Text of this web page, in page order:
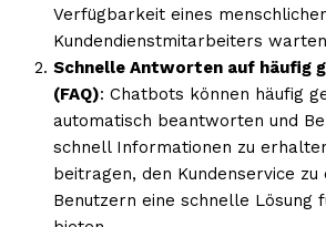
Verfügbarkeit eines
Kundendienstmitarbeiters
Schnelle Antworten auf häufig
(FAQ): Chatbots können häufig
automatisch beantworten und
schnell Informationen zu
beitragen, den Kundenservice
Benutzern eine schnelle Lösung